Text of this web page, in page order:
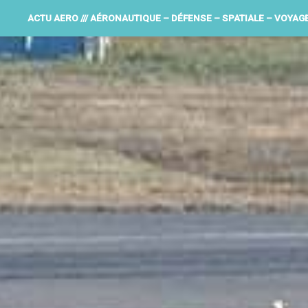
ACTU AERO /// AÉRONAUTIQUE – DÉFENSE – SPATIALE –